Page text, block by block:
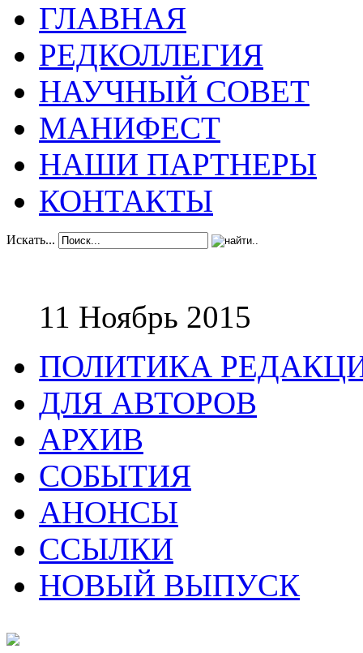
ГЛАВНАЯ
РЕДКОЛЛЕГИЯ
НАУЧНЫЙ СОВЕТ
МАНИФЕСТ
НАШИ ПАРТНЕРЫ
КОНТАКТЫ
Искать...
11 Ноябрь 2015
ПОЛИТИКА
ДЛЯ АВТОРОВ
АРХИВ
СОБЫТИЯ
АНОНСЫ
ССЫЛКИ
НОВЫЙ ВЫПУСК